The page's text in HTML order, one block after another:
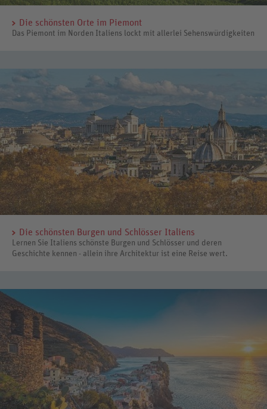
Die schönsten Orte im Piemont
Das Piemont im Norden Italiens lockt mit allerlei Sehenswürdigkeiten
Die schönsten Burgen und Schlösser Italiens
Lernen Sie Italiens schönste Burgen und Schlösser und deren
Geschichte kennen - allein ihre Architektur ist eine Reise wert.